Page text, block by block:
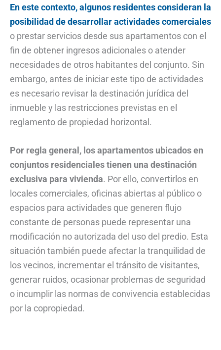
En este contexto, algunos residentes consideran la
posibilidad de desarrollar actividades comerciales
o prestar servicios desde sus apartamentos con el
fin de obtener ingresos adicionales o atender
necesidades de otros habitantes del conjunto. Sin
embargo, antes de iniciar este tipo de actividades
es necesario revisar la destinación jurídica del
inmueble y las restricciones previstas en el
reglamento de propiedad horizontal.
Por regla general, los apartamentos ubicados en
conjuntos residenciales tienen una destinación
exclusiva para vivienda. Por ello, convertirlos en
locales comerciales, oficinas abiertas al público o
espacios para actividades que generen flujo
constante de personas puede representar una
modificación no autorizada del uso del predio. Esta
situación también puede afectar la tranquilidad de
los vecinos, incrementar el tránsito de visitantes,
generar ruidos, ocasionar problemas de seguridad
o incumplir las normas de convivencia establecidas
por la copropiedad.